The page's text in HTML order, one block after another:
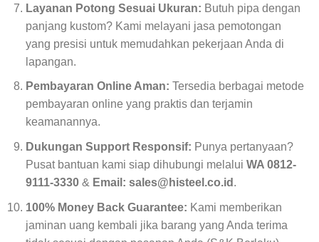
Layanan Potong Sesuai Ukuran: Butuh pipa dengan
panjang kustom? Kami melayani jasa pemotongan
yang presisi untuk memudahkan pekerjaan Anda di
lapangan.
Pembayaran Online Aman: Tersedia berbagai metode
pembayaran online yang praktis dan terjamin
keamanannya.
Dukungan Support Responsif: Punya pertanyaan?
Pusat bantuan kami siap dihubungi melalui WA 0812-
9111-3330& Email: sales@histeel.co.id .
100% Money Back Guarantee: Kami memberikan
jaminan uang kembali jika barang yang Anda terima